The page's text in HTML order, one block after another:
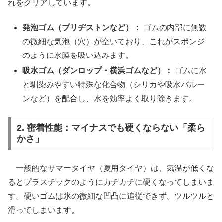
れをクリアしています。
発泡ゴム（ブリヂストンなど）：
ゴムの内部に無数
の微細な気泡（穴）が空いており、これがスポンジ
のように水膜を吸い込みます。
吸水ゴム（ダンロップ・横浜ゴムなど）：
ゴムに水
と馴染みやすい特殊な化合物（シリカや吸水バルー
ンなど）を配合し、水を効率よく取り除きます。
2. 密着性能：マイナスでも硬くならない「柔ら
かさ」
一般的なサマータイヤ（夏用タイヤ）は、気温が低くな
るとプラスチックのようにカチカチに硬くなってしまいま
す。硬いゴムは氷の微細な凹凸に追従できず、ツルツルと
滑ってしまいます。